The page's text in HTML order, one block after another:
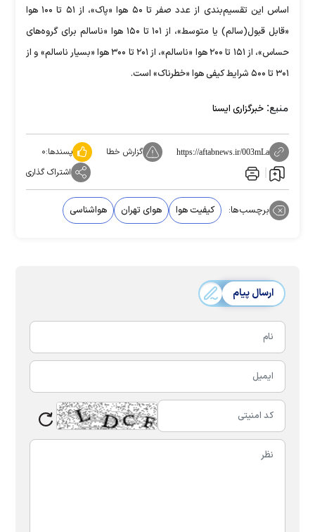
اساس این تقسیم‌بندی از عدد صفر تا ۵۰ هوا «پاک»، از ۵۱ تا ۱۰۰ هوا
«قابل قبول(سالم) یا متوسط»، از ۱۰۱ تا ۱۵۰ هوا «ناسالم برای گروه‌های
حساس»، از ۱۵۱ تا ۲۰۰ هوا «ناسالم»، از ۲۰۱ تا ۳۰۰ هوا «بسیار ناسالم» و از
۳۰۱ تا ۵۰۰ شرایط کیفی هوا «خطرناک» است.
منبع: خبرگزاری ایسنا
https://aftabnews.ir/003mLa گزارش خطا پسندها:۰
اشتراک گذاری
برچسب‌ها: کیفیت هوا هوای تهران هواشناسی
ارسال پیام